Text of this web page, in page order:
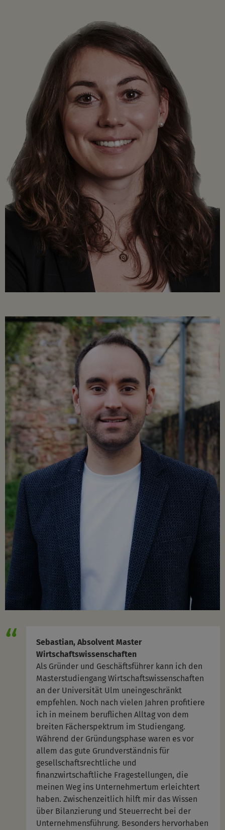
Sebastian, Absolvent Master
Wirtschaftswissenschaften
Als Gründer und Geschäftsführer kann ich den
Masterstudiengang Wirtschaftswissenschaften
an der Universität Ulm uneingeschränkt
empfehlen. Noch nach vielen Jahren profitiere
ich in meinem beruflichen Alltag von dem
breiten Fächerspektrum im Studiengang.
Während der Gründungsphase waren es vor
allem das gute Grundverständnis für
gesellschaftsrechtliche und
finanzwirtschaftliche Fragestellungen, die
meinen Weg ins Unternehmertum erleichtert
haben. Zwischenzeitlich hilft mir das Wissen
über Bilanzierung und Steuerrecht bei der
Unternehmensführung. Besonders hervorhaben